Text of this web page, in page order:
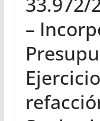
–